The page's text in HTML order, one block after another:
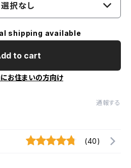
選択なし
shipping available
to cart
お住まいの方向け
通報する
(40)